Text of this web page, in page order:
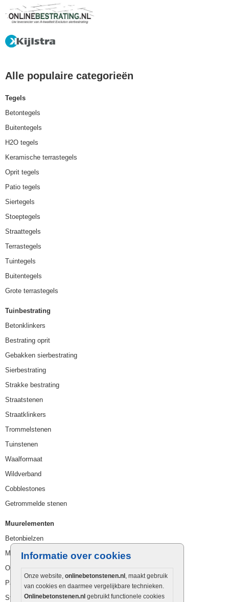
Informatie over cookies
Onze website, onlinebetonstenen.nl , maakt gebruik
van cookies en daarmee vergelijkbare technieken.
Onlinebetonstenen.nl gebruikt functionele cookies
Alle populaire categorieën
Tegels
Betontegels
Buitentegels
H2O tegels
Keramische terrastegels
Oprit tegels
Patio tegels
Siertegels
Stoeptegels
Straattegels
Terrastegels
Tuintegels
Buitentegels
Grote terrastegels
Tuinbestrating
Betonklinkers
Bestrating oprit
Gebakken sierbestrating
Sierbestrating
Strakke bestrating
Straatstenen
Straatklinkers
Trommelstenen
Tuinstenen
Waalformaat
Wildverband
Cobblestones
Getrommelde stenen
Muurelementen
Betonbielzen
Muurstenen
Opsluitbanden
Palissaden
Stapelblokken